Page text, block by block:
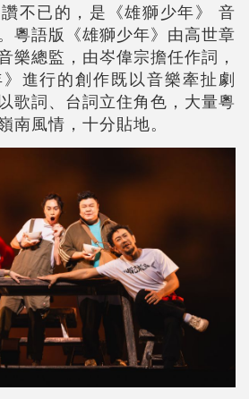
不已的，是《雄獅少年》 音
粵語版《雄獅少年》由高世章
樂總監，由岑偉宗擔任作詞，
進行的創作既以音樂牽扯劇
歌詞、台詞立住角色，大量粵
南風情，十分貼地。